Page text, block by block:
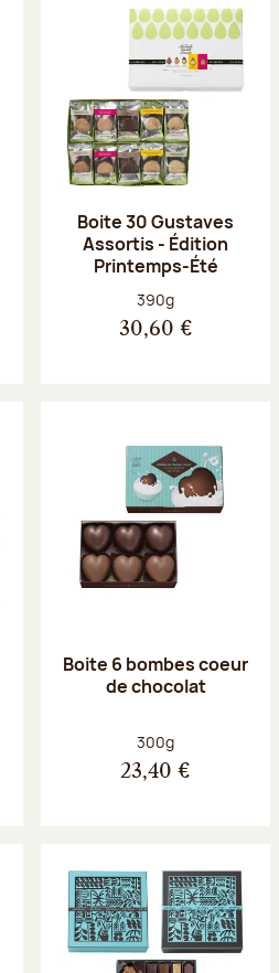
Boite 30 Gustaves
Assortis - Édition
Printemps-Été
Poids net :
390g
30,60 €
Boite 6 bombes coeur
de chocolat
Poids net :
300g
23,40 €